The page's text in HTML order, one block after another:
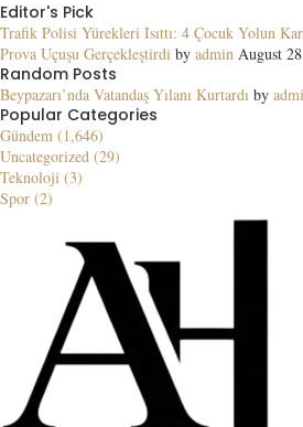
Editor's Pick
Trafik Polisi Yürekleri Isıttı: 4 Çocuk Yolun
Prova Uçuşu Gerçekleştirdi by admin August
Random Posts
Beypazarı’nda Vatandaş Yılanı Kurtardı by
Popular Categories
Gündem (1,646)
Uncategorized (29)
Teknoloji (3)
Spor (2)